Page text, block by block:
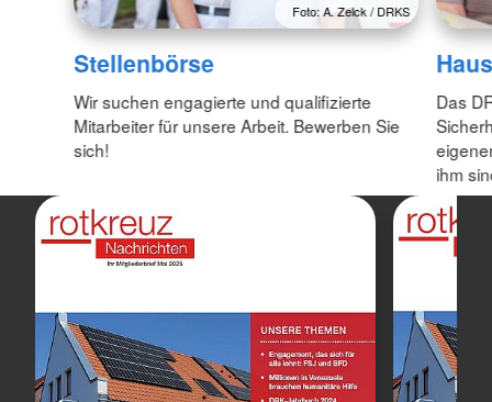
Foto: A. Zelck / DRKS
Stellenbörse
Wir suchen engagierte und qualifizierte
Mitarbeiter für unsere Arbeit. Bewerben Sie
sich!
Das
ihm